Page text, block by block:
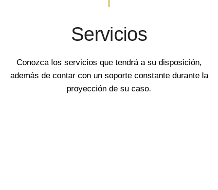
Servicios
Conozca los servicios que tendrá a su disposición,
además de contar con un soporte constante durante la
proyección de su caso.